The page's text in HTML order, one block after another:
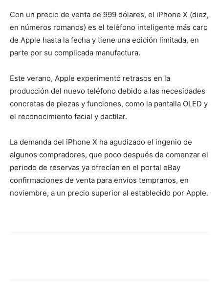
Con un precio de venta de 999 dólares, el iPhone X (diez,
en números romanos) es el teléfono inteligente más caro
de Apple hasta la fecha y tiene una edición limitada, en
parte por su complicada manufactura.
Este verano, Apple experimentó retrasos en la
producción del nuevo teléfono debido a las necesidades
concretas de piezas y funciones, como la pantalla OLED y
el reconocimiento facial y dactilar.
La demanda del iPhone X ha agudizado el ingenio de
algunos compradores, que poco después de comenzar el
periodo de reservas ya ofrecían en el portal eBay
confirmaciones de venta para envíos tempranos, en
noviembre, a un precio superior al establecido por Apple.